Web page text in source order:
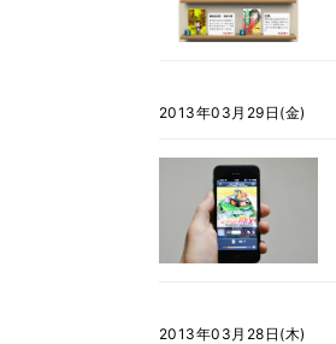
2013年03月29日(金)
2013年03月28日(木)